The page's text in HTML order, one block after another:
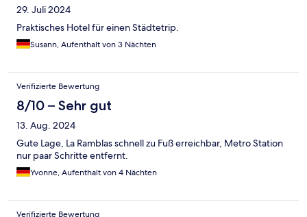
29. Juli 2024
Praktisches Hotel für einen Städtetrip.
Susann, Aufenthalt von 3 Nächten
Verifizierte Bewertung
8/10 – Sehr gut
13. Aug. 2024
Gute Lage, La Ramblas schnell zu Fuß erreichbar, Metro Station
nur paar Schritte entfernt.
Yvonne, Aufenthalt von 4 Nächten
Verifizierte Bewertung